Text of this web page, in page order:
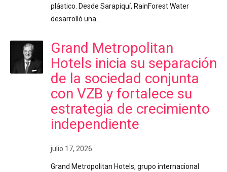
plástico. Desde Sarapiquí, RainForest Water
desarrolló una…
Grand Metropolitan
Hotels inicia su separación
de la sociedad conjunta
con VZB y fortalece su
estrategia de crecimiento
independiente
julio 17, 2026
Grand Metropolitan Hotels, grupo internacional